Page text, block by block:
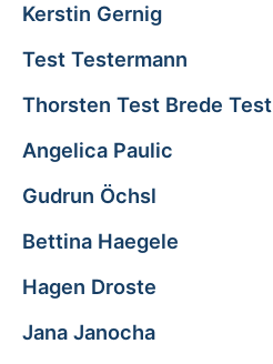
Kerstin Gernig
Test Testermann
Thorsten Test Brede Test
Angelica Paulic
Gudrun Öchsl
Bettina Haegele
Hagen Droste
Jana Janocha